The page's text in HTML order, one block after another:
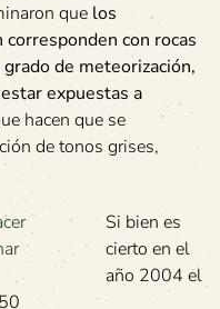
que los
con rocas
de meteorización,
expuestas a
hacen que se
de tonos grises,
Si bien es
cierto en el
año 2004 el